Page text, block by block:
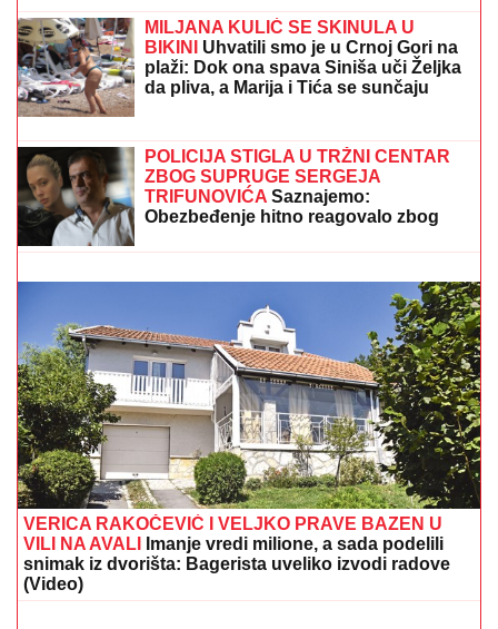
osumnjičeni pljačkali
SMRŠALA 15 KILOGRAMA, PA
POKAZALA TELO U BIKINIJU
Voditeljka nakon porođaja ima telo za
medalju: Obavlja seoske poslove, a
kada se skine muškarcima padnu
MINA VRBAŠKI POKAZALA VERENIČKI PRSTEN
Progovorila o svadbi sa Viktorom i Eliti 10: "Tražimo
stan, njegovi su me prihvatili" (Video)
Marko zaboravio ženu na granici!
Jelena ostala u toaletu, a on spičio za
Minhen
MILJANA KULIĆ SE SKINULA U
BIKINIUhvatili smo je u Crnoj Gori na
plaži: Dok ona spava Siniša uči Željka